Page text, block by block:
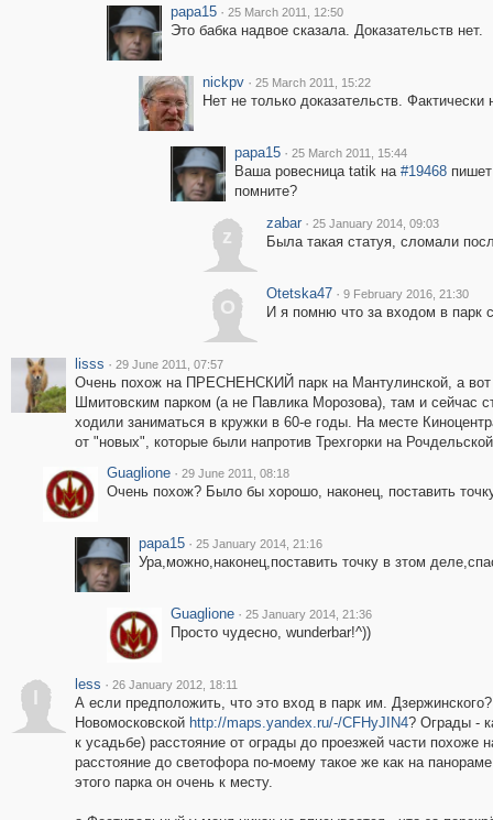
papa15 · 25 March 2011, 12:50
Это бабка надвое сказала. Доказательств нет.
nickpv · 25 March 2011, 15:22
Нет не только доказательств.
papa15 · 25 March 2011, 15:44
Ваша ровесница tatik на #19468пишет
помните?
z
zabar · 25 January 2014, 09:03
Была такая статуя, сломали
O
Otetska47 · 9 February 2016, 21:30
И я помню что за входом в парк
lisss · 29 June 2011, 07:57
Очень похож на ПРЕСНЕНСКИЙ парк на Мантулинской, а вот
Шмитовским парком (а не Павлика Морозова), там и сейчас
ходили заниматься в кружки в 60-е годы. На месте
от "новых", которые были напротив Трехгорки на
Guaglione · 29 June 2011, 08:18
Очень похож? Было бы хорошо, наконец, поставить
papa15 · 25 January 2014, 21:16
Ура,можно,наконец,поставить точку в зтом
Guaglione · 25 January 2014, 21:36
Просто чудесно, wunderbar!^))
less · 26 January 2012, 18:11
А если предположить, что это вход в парк им.
Новомосковской http://maps.yandex.ru/-/CFHyJIN4? Ограды -
к усадьбе) расстояние от ограды до проезжей части
расстояние до светофора по-моему такое же как на
этого парка он очень к месту.